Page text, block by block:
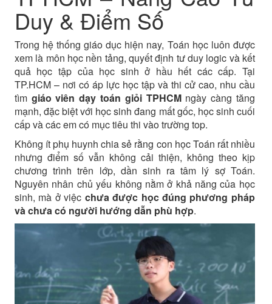
Duy & Điểm Số
Trong hệ thống giáo dục hiện nay, Toán học luôn được
xem là môn học nền tảng, quyết định tư duy logic và kết
quả học tập của học sinh ở hầu hết các cấp. Tại
TP.HCM – nơi có áp lực học tập và thi cử cao, nhu cầu
tìm giáo viên dạy toán giỏi TPHCMngày càng tăng
mạnh, đặc biệt với học sinh đang mất gốc, học sinh cuối
cấp và các em có mục tiêu thi vào trường top.
Không ít phụ huynh chia sẻ rằng con học Toán rất nhiều
nhưng điểm số vẫn không cải thiện, không theo kịp
chương trình trên lớp, dần sinh ra tâm lý sợ Toán.
Nguyên nhân chủ yếu không nằm ở khả năng của học
sinh, mà ở việc chưa được học đúng phương pháp
và chưa có người hướng dẫn phù hợp.